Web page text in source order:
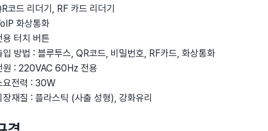
코드 리더기, RF 카드 리더기
화상통화
용 터치 버튼
입 방법 : 블루투스, QR코드, 비밀번호, RF카드, 화상통화
원 : 220VAC 60Hz 전용
요전력 : 30W
장재질 : 플라스틱 (사출 성형), 강화유리